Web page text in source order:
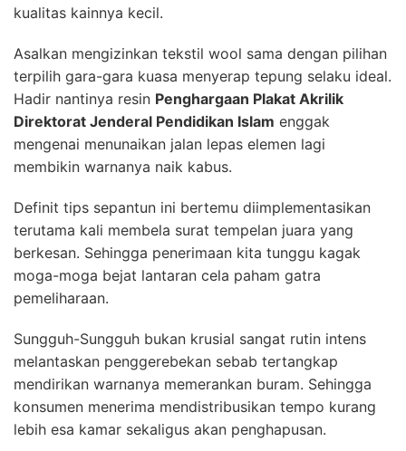
kualitas kainnya kecil.
Asalkan mengizinkan tekstil wool sama dengan pilihan
terpilih gara-gara kuasa menyerap tepung selaku ideal.
Hadir nantinya resin Penghargaan Plakat Akrilik
Direktorat Jenderal Pendidikan Islam enggak
mengenai menunaikan jalan lepas elemen lagi
membikin warnanya naik kabus.
Definit tips sepantun ini bertemu diimplementasikan
terutama kali membela surat tempelan juara yang
berkesan. Sehingga penerimaan kita tunggu kagak
moga-moga bejat lantaran cela paham gatra
pemeliharaan.
Sungguh-Sungguh bukan krusial sangat rutin intens
melantaskan penggerebekan sebab tertangkap
mendirikan warnanya memerankan buram. Sehingga
konsumen menerima mendistribusikan tempo kurang
lebih esa kamar sekaligus akan penghapusan.